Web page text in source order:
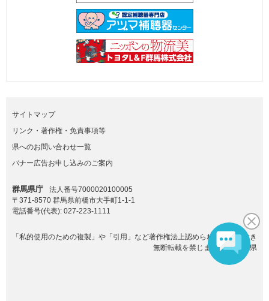
サイトマップ
リンク・著作権・免責事項等
県へのお問い合わせ一覧
バナー広告お申し込みのご案内
群馬県庁
法人番号7000020100005
〒371-8570 群馬県前橋市大手町1-1-1
電話番号(代表): 027-223-1111
「私的使用のための複製」や「引用」など著作権法上認められた場合を除き
無断転載を禁じます。(C)群馬県